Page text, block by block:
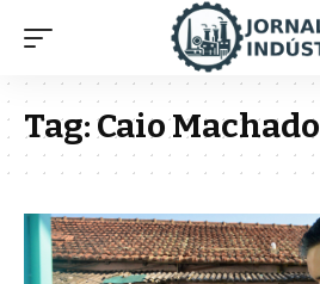
Tag:Caio Machado